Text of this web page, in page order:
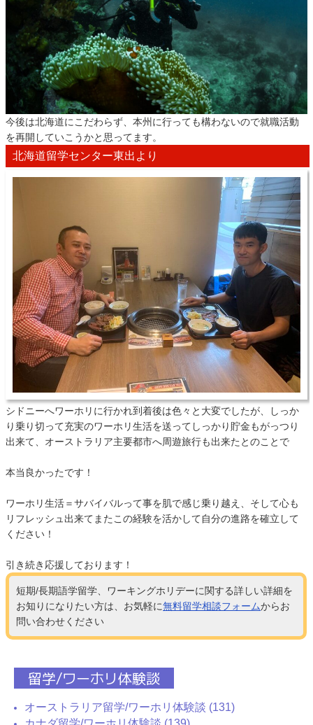
今後は北海道にこだわらず、本州に行っても構わないので就職活動
を再開していこうかと思ってます。
北海道留学センター東出より
シドニーへワーホリに行かれ到着後は色々と大変でしたが、しっか
り乗り切って充実のワーホリ生活を送ってしっかり貯金もがっつり
出来て、オーストラリア主要都市へ周遊旅行も出来たとのことで
本当良かったです！
ワーホリ生活＝サバイバルって事を肌で感じ乗り越え、そして心も
リフレッシュ出来てまたこの経験を活かして自分の進路を確立して
ください！
引き続き応援しております！
短期/長期語学留学、ワーキングホリデーに関する詳しい詳細を
お知りになりたい方は、お気軽に無料留学相談フォームからお
問い合わせください
留学/ワーホリ体験談
オーストラリア留学/ワーホリ体験談 (131)